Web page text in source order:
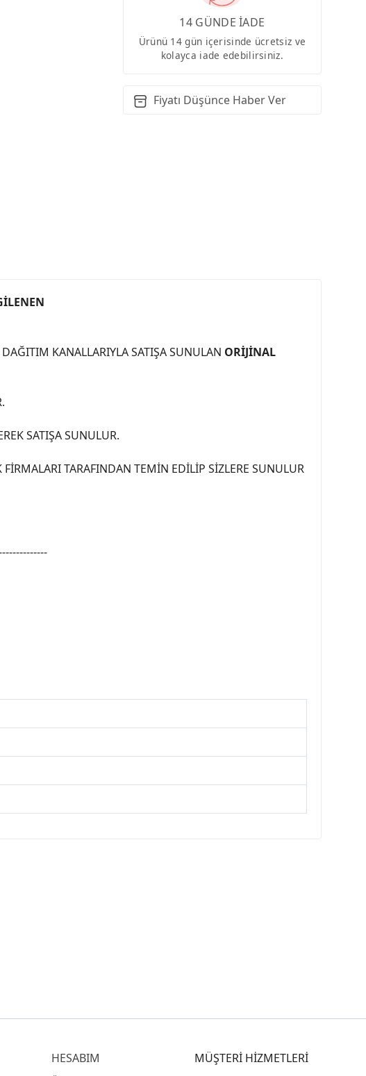
14 GÜNDE İADE
Ürünü 14 gün içerisinde ücretsiz ve
kolayca iade edebilirsiniz.
Fiyatı Düşünce Haber Ver
KANALLARIYLA SATIŞA SUNULAN ORİJİNAL
SATIŞA SUNULUR.
TARAFINDAN TEMİN EDİLİP SİZLERE SUNULUR
HESABIM MÜŞTERİ HİZMETLERİ